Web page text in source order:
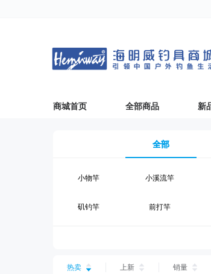
商城首页 全部商品 新
全部
小物竿 小溪流竿
矶钓竿 前打竿
台钓仕挂
热卖 上新 销量